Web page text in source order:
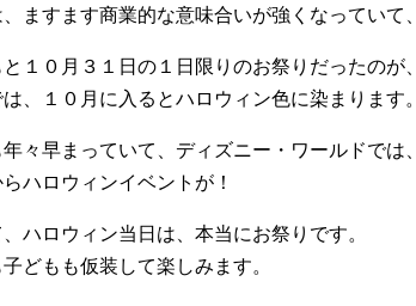
ますます商業的な意味合いが強くなっていて、
と１０月３１日の１日限りのお祭りだったのが、
、１０月に入るとハロウィン色に染まります。
年々早まっていて、ディズニー・ワールドでは、
らハロウィンイベントが！
ハロウィン当日は、本当にお祭りです。
どもも仮装して楽しみます。